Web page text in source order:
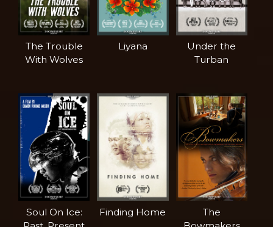
The Trouble
With Wolves
Liyana
Under the
Turban
Soul On Ice:
Finding Home
The